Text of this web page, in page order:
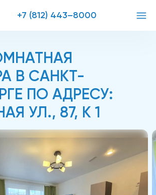
+7 (812) 443–8000
В САНКТ-
ПО АДРЕСУ:
УЛ., 87, К 1